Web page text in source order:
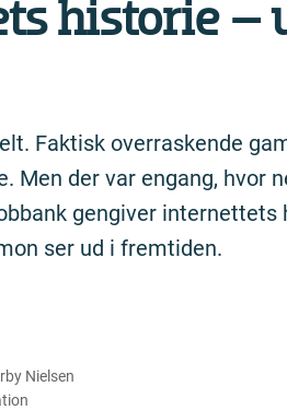
historie –
Faktisk overraskende
Men der var engang, hvor
gengiver internettets
ser ud i fremtiden.
Nielsen